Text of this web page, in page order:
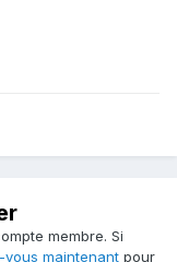
membre. Si
maintenant pour